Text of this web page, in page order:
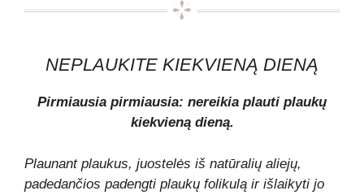
NEPLAUKITE KIEKVIENĄ DIENĄ
Pirmiausia pirmiausia: nereikia plauti plaukų
kiekvieną dieną.
Plaunant plaukus, juostelės iš natūralių aliejų,
padedančios padengti plaukų folikulą ir išlaikyti jo